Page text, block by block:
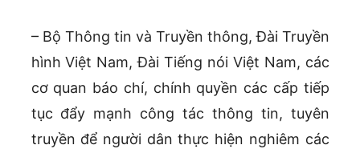
– Bộ Thông tin và Truyền thông, Đài Truyền
hình Việt Nam, Đài Tiếng nói Việt Nam, các
cơ quan báo chí, chính quyền các cấp tiếp
tục đẩy mạnh công tác thông tin, tuyên
truyền để người dân thực hiện nghiêm các